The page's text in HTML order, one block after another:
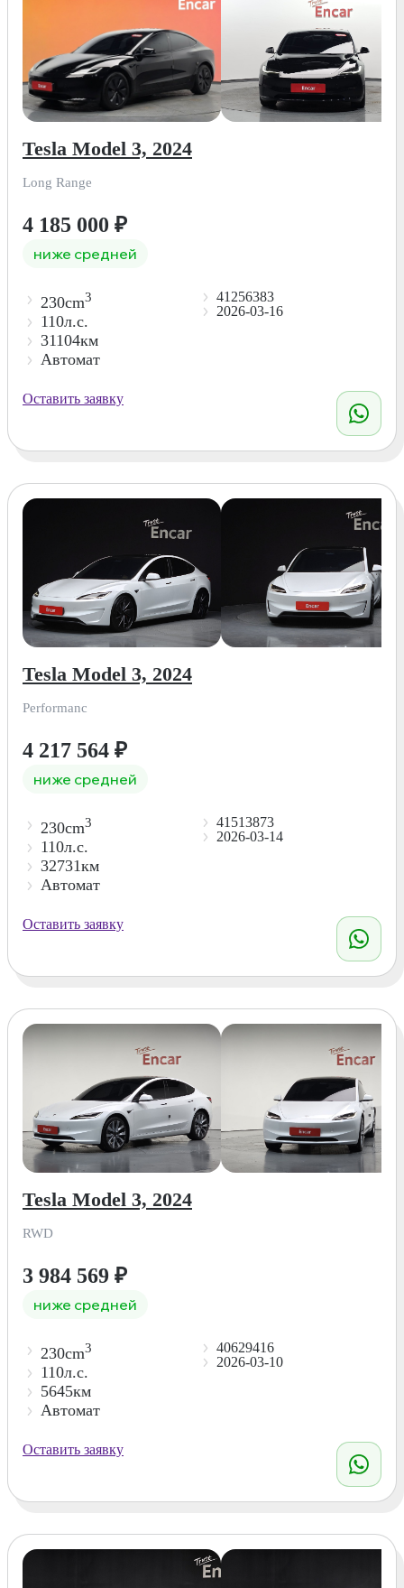
Tesla Model 3, 2024
Long Range
4 185 000 ₽
ниже средней
230cm3
110л.с.
31104км
Автомат
41256383
2026-03-16
Оставить заявку
Tesla Model 3, 2024
Performanc
4 217 564 ₽
ниже средней
230cm3
110л.с.
32731км
Автомат
41513873
2026-03-14
Оставить заявку
Tesla Model 3, 2024
RWD
3 984 569 ₽
ниже средней
230cm3
110л.с.
5645км
Автомат
40629416
2026-03-10
Оставить заявку